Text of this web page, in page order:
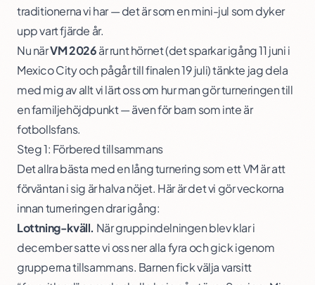
traditionerna vi har — det är som en mini-jul som dyker
upp vart fjärde år.
Nu närVM 2026är runt hörnet (det sparkar igång 11 juni i
Mexico City och pågår till finalen 19 juli) tänkte jag dela
med mig av allt vi lärt oss om hur man gör turneringen till
en familjehöjdpunkt — även för barn som inte är
fotbollsfans.
Steg 1: Förbered tillsammans
Det allra bästa med en lång turnering som ett VM är att
förväntan i sig är halva nöjet. Här är det vi gör veckorna
innan turneringen drar igång:
Lottning-kväll. När gruppindelningen blev klar i
december satte vi oss ner alla fyra och gick igenom
grupperna tillsammans. Barnen fick välja varsitt